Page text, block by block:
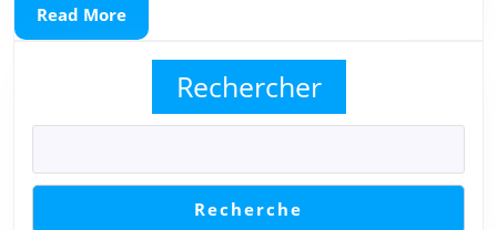
et
Élégance
au
vous
Read MoreRead
More
Rechercher
Recherche